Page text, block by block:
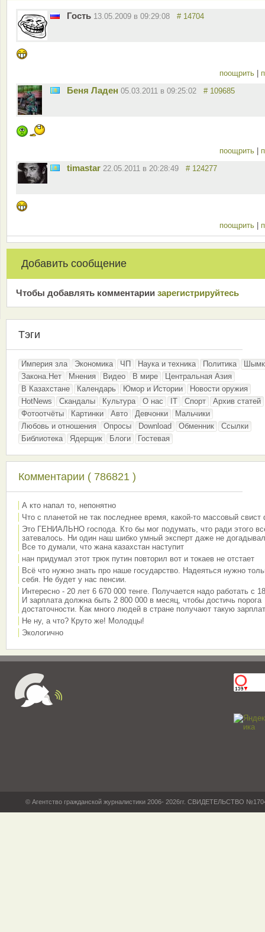
Гость 13.05.2009 в 09:29:08 # 14704
поощрить
Беня Ладен 05.03.2011 в 09:25:02 # 109685
поощрить
timastar 22.05.2011 в 20:28:49 # 124277
поощрить
Добавить сообщение
Чтобы добавлять комментарии зарeгиcтрирyйтeсь
Тэги
Империя зла Экономика ЧП Наука и техника Политика
Закона.Нет
Мнения Видео В мире
Центральная Азия
В Казахстане
Календарь Юмор и Истории
Новости оружия
HotNews
Скандалы Культура О нас IT Спорт
Архив статей
Фотоотчёты
Картинки Авто Девчонки
Мальчики
Любовь и отношения
Опросы Download Обменник
Ссылки
Библиотека
Ядерщик Блоги Гостевая
Комментарии ( 786821 )
А кто напал то, непонятно
Что с планетой не так последнее время, какой-то массовый свист
Это ГЕНИАЛЬНО господа. Кто бы мог подумать, что ради этого
затевалось. Ни один наш шибко умный эксперт даже не
Все то думали, что жана казахстан наступит
нан придумал этот трюк путин повторил вот и токаев не отстает
Всё что нужно знать про наше государство. Надеяться нужно
себя. Не будет у нас пенсии.
Интересно - 20 лет 6 670 000 тенге. Получается надо работать с
И зарплата должна быть 2 800 000 в месяц, чтобы достичь порога
достаточности. Как много людей в стране получают такую
Не ну, а что? Круто же! Молодцы!
Экологично
© Агентство гражданской журналистики 2006- 2026гг. СВИДЕТЕЛЬСТВО